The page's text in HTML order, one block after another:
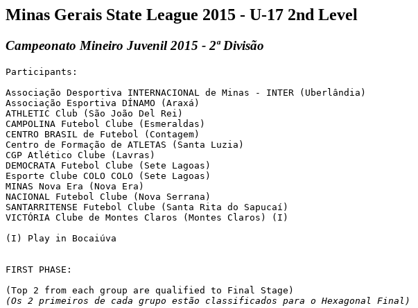
Minas Gerais State League 2015 - U-17 2nd Level
Campeonato Mineiro Juvenil 2015 - 2ª Divisão
Participants:
Associação Desportiva INTERNACIONAL de Minas - INTER (Uberlândia)
Associação Esportiva DÍNAMO (Araxá)
ATHLETIC Club (São João Del Rei)
CAMPOLINA Futebol Clube (Esmeraldas)
CENTRO BRASIL de Futebol (Contagem)
Centro de Formação de ATLETAS (Santa Luzia)
CGP Atlético Clube (Lavras)
DEMOCRATA Futebol Clube (Sete Lagoas)
Esporte Clube COLO COLO (Sete Lagoas)
MINAS Nova Era (Nova Era)
NACIONAL Futebol Clube (Nova Serrana)
SANTARRITENSE Futebol Clube (Santa Rita do Sapucaí)
VICTÓRIA Clube de Montes Claros (Montes Claros) (I)
(I) Play in Bocaiúva
FIRST PHASE:
(Os 2 primeiros de cada grupo estão classificados para o Hexagonal Final)